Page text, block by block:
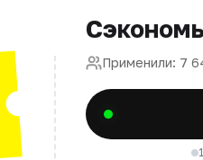
Применили: 7